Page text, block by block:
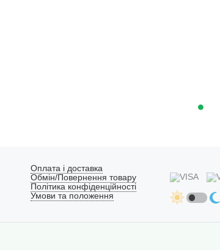
Оплата і доставка
Обмін/Повернення товару
Політика конфіденційності
Умови та положення